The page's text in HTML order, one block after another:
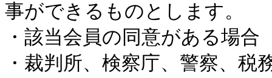
事ができるものとします。
・該当会員の同意がある場合
・裁判所、検察庁、警察、